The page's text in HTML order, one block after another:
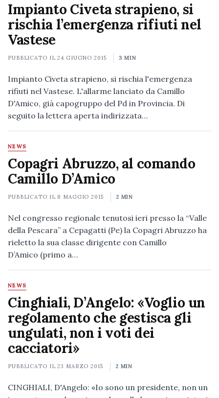
Impianto Civeta strapieno, si
rischia l’emergenza rifiuti nel
Vastese
PUBBLICATO IL24 GIUGNO 2015 3 MIN
Impianto Civeta strapieno, si rischia l'emergenza
rifiuti nel Vastese. L'allarme lanciato da Camillo
D'Amico, già capogruppo del Pd in Provincia. Di
seguito la lettera aperta indirizzata…
NEWS
Copagri Abruzzo, al comando
Camillo D’Amico
PUBBLICATO IL 8 MAGGIO 2015 2 MIN
Nel congresso regionale tenutosi ieri presso la “Valle
della Pescara” a Cepagatti (Pe) la Copagri Abruzzo ha
rieletto la sua classe dirigente con Camillo
D’Amico (primo a…
NEWS
Cinghiali, D’Angelo: «Voglio un
regolamento che gestisca gli
ungulati, non i voti dei
cacciatori»
PUBBLICATO IL23 MARZO 2015 2 MIN
CINGHIALI, D'Angelo: «Io sono un presidente, non un